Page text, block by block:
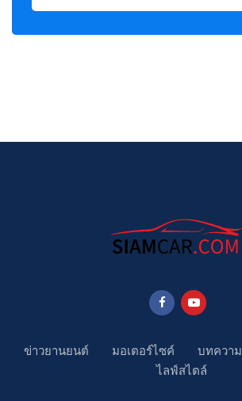
ข่าวยานยนต์ มอเตอร์ไซค์ บทความ
ไลฟ์สไตล์